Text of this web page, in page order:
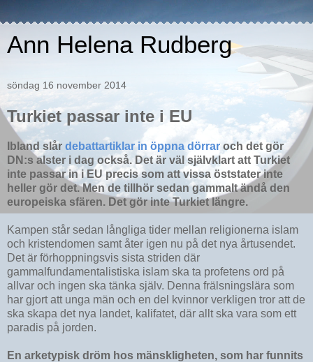
Ann Helena Rudberg
söndag 16 november 2014
Turkiet passar inte i EU
Ibland slår debattartiklar in öppna dörrar och det gör
DN:s alster i dag också. Det är väl självklart att Turkiet
inte passar in i EU precis som att vissa öststater inte
heller gör det. Men de tillhör sedan gammalt ändå den
europeiska sfären. Det gör inte Turkiet längre.
Kampen står sedan långliga tider mellan religionerna islam
och kristendomen samt åter igen nu på det nya årtusendet.
Det är förhoppningsvis sista striden där
gammalfundamentalistiska islam ska ta profetens ord på
allvar och ingen ska tänka själv. Denna frälsningslära som
har gjort att unga män och en del kvinnor verkligen tror att de
ska skapa det nya landet, kalifatet, där allt ska vara som ett
paradis på jorden.
En arketypisk dröm hos mänskligheten, som har funnits